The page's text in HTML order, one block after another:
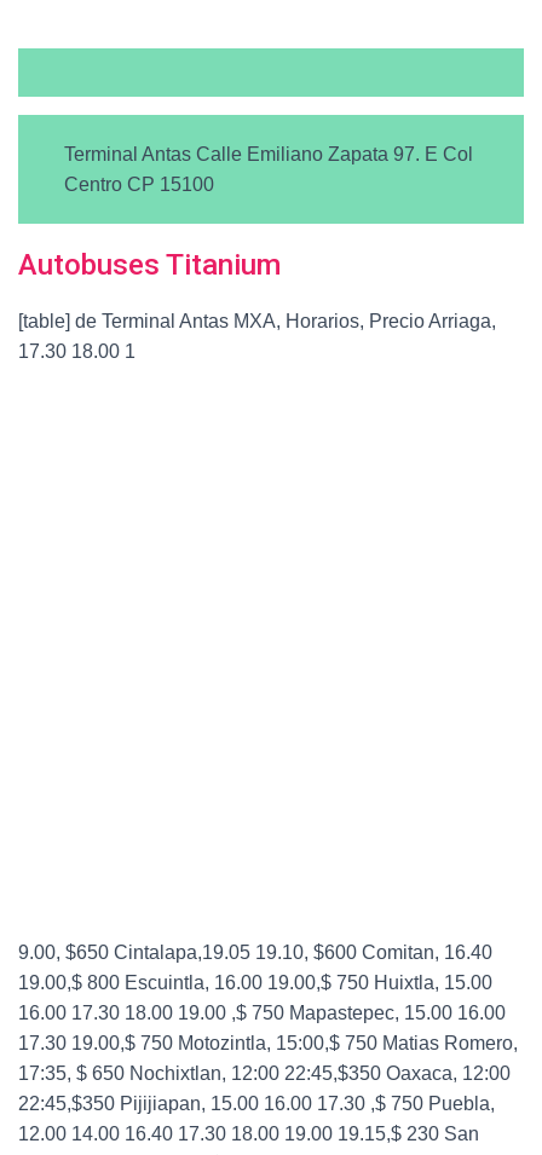
Terminal Antas Calle Emiliano Zapata 97. E Col
Centro CP 15100
Autobuses Titanium
[table] de Terminal Antas MXA, Horarios, Precio Arriaga,
17.30 18.00 1
9.00, $650 Cintalapa,19.05 19.10, $600 Comitan, 16.40
19.00,$ 800 Escuintla, 16.00 19.00,$ 750 Huixtla, 15.00
16.00 17.30 18.00 19.00 ,$ 750 Mapastepec, 15.00 16.00
17.30 19.00,$ 750 Motozintla, 15:00,$ 750 Matias Romero,
17:35, $ 650 Nochixtlan, 12:00 22:45,$350 Oaxaca, 12:00
22:45,$350 Pijijiapan, 15.00 16.00 17.30 ,$ 750 Puebla,
12.00 14.00 16.40 17.30 18.00 19.00 19.15,$ 230 San